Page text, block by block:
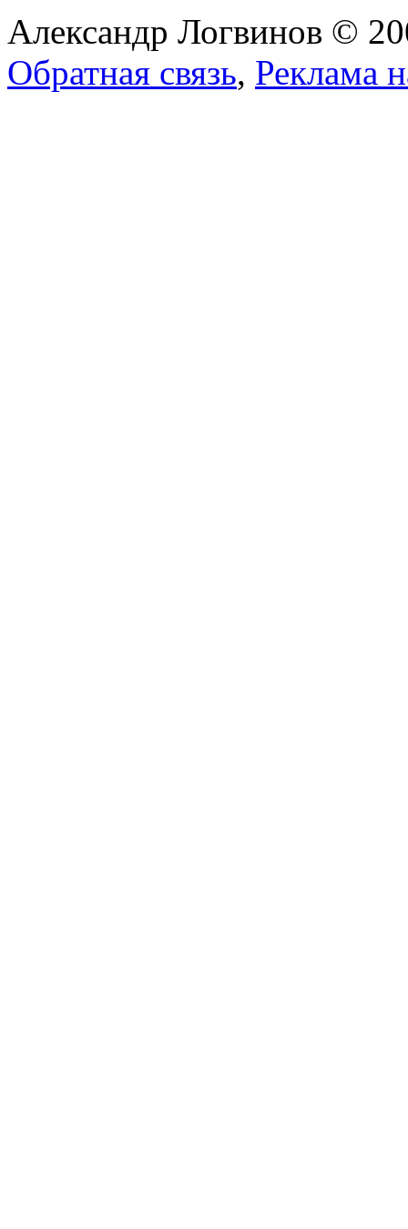
Александр Логвинов ©
Обратная связь, Реклама